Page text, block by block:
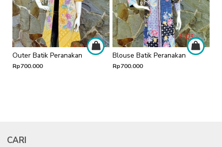
Outer Batik Peranakan
Rp700.000
Blouse Batik Peranakan
Rp700.000
CARI